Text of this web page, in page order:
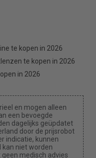
te kopen in 2026
te kopen in 2026
in 2026
en mogen alleen
een bevoegde
dagelijks geüpdatet
door de prijsrobot
indicatie, kunnen
kan niet worden
medisch advies